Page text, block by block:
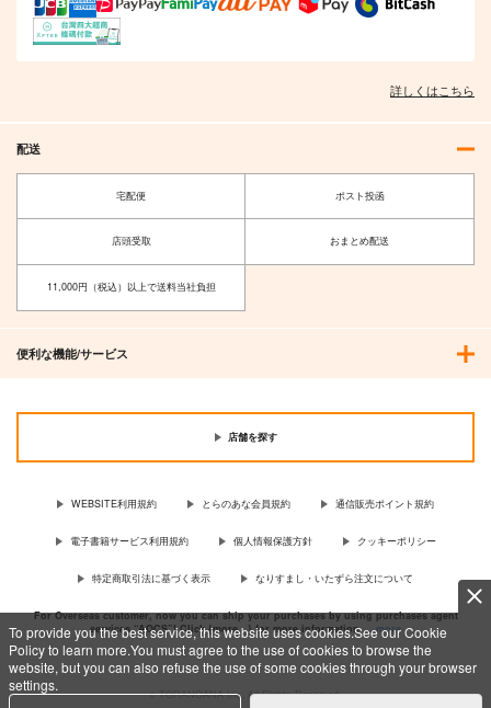
To provide you the best service, this website uses cookies.See our Cookie
Policy to learn more.You must agree to the use of cookies to browse the
website, but you can also refuse the use of some cookies through your browser
settings.
詳しくはこちら
配送
宅配便 ポスト投函
店頭受取 おまとめ配送
11,000円（税込）以上で送料当社負担
便利な機能/サービス
店舗を探す
WEBSITE利用規約 とらのあな会員規約 通信販売ポイント規約
電子書籍サービス利用規約 個人情報保護方針 クッキーポリシー
特定商取引法に基づく表示 なりすまし・いたずら注文について
For Overseas customer, now you can ship your purchases by using purchases agent
services “AOCS”! Click {more…} for more information …more
c TORANOANA Inc, All Rights Reserved.